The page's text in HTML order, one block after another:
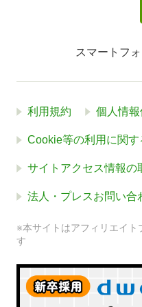
スマートフ
利用規約 個人情
Cookie等の利用に関
サイトアクセス情報の
法人・プレスお問い合
※本サイトはアフィリエイト
す